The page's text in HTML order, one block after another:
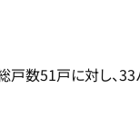
数51戸に対し、